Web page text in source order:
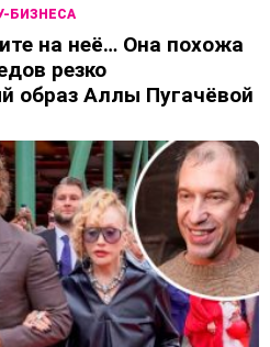
БИЗНЕСА
на неё… Она похожа
резко
образ Аллы Пугачёвой